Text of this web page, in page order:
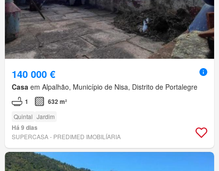
140 000 €
Casa em Alpalhão, Município de Nisa, Distrito de Portalegre
1 632 m²
Quintal Jardim
Há 9 dias
SUPERCASA - PREDIMED IMOBILÍARIA